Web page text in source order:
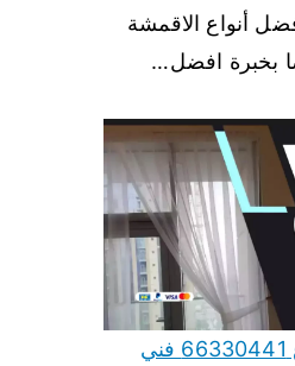
أنواع الاقمشة
بخبرة افضل…
تركيب ستائر المطلاع 66330441 فني